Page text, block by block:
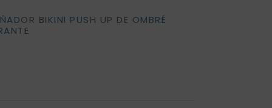
BIKINI PUSH UP DE OMBRÉ